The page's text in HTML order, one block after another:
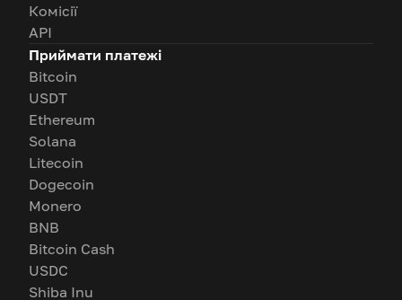
Комісії
API
Приймати платежі
Bitcoin
USDT
Ethereum
Solana
Litecoin
Dogecoin
Monero
BNB
Bitcoin Cash
USDC
Shiba Inu